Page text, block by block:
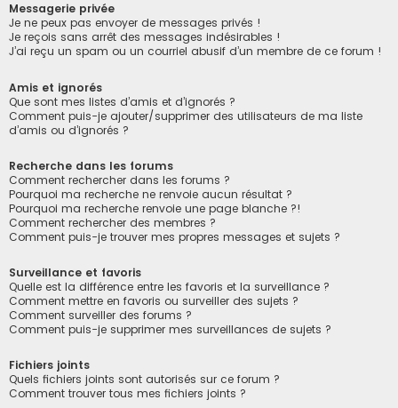
Messagerie privée
Je ne peux pas envoyer de messages privés !
Je reçois sans arrêt des messages indésirables !
J’ai reçu un spam ou un courriel abusif d’un membre de ce forum !
Amis et ignorés
Que sont mes listes d’amis et d’ignorés ?
Comment puis-je ajouter/supprimer des utilisateurs de ma liste
d’amis ou d’ignorés ?
Recherche dans les forums
Comment rechercher dans les forums ?
Pourquoi ma recherche ne renvoie aucun résultat ?
Pourquoi ma recherche renvoie une page blanche ?!
Comment rechercher des membres ?
Comment puis-je trouver mes propres messages et sujets ?
Surveillance et favoris
Quelle est la différence entre les favoris et la surveillance ?
Comment mettre en favoris ou surveiller des sujets ?
Comment surveiller des forums ?
Comment puis-je supprimer mes surveillances de sujets ?
Fichiers joints
Quels fichiers joints sont autorisés sur ce forum ?
Comment trouver tous mes fichiers joints ?